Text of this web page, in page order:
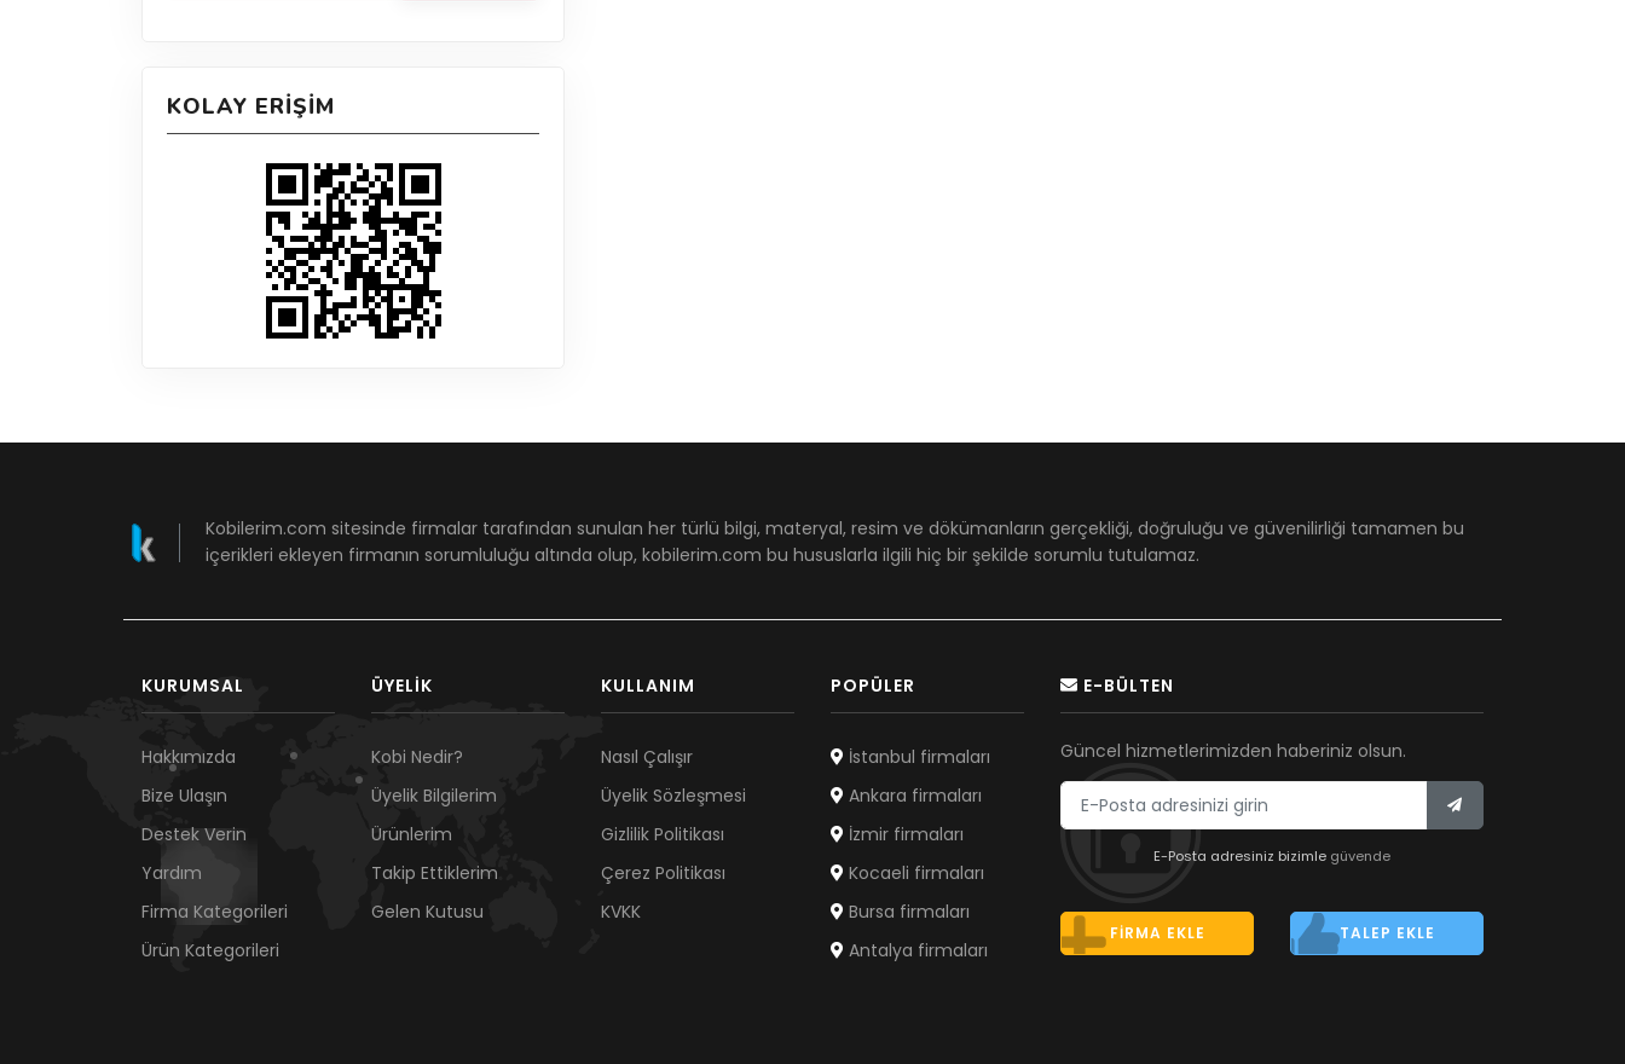
KOLAY ERIŞIM
Kobilerim.com sitesinde firmalar tarafından sunulan her türlü bilgi, materyal, resim ve dökümanların gerçekliği, doğruluğu ve güvenilirliği tamamen bu
içerikleri ekleyen firmanın sorumluluğu altında olup, kobilerim.com bu hususlarla ilgili hiç bir şekilde sorumlu tutulamaz.
KURUMSAL
Hakkımızda
Bize Ulaşın
Destek Verin
Yardım
Firma Kategorileri
Ürün Kategorileri
ÜYELIK
Kobi Nedir?
Üyelik Bilgilerim
Ürünlerim
Takip Ettiklerim
Gelen Kutusu
KULLANIM
Nasıl Çalışır
Üyelik Sözleşmesi
Gizlilik Politikası
Çerez Politikası
KVKK
POPÜLER
İstanbul firmaları
Ankara firmaları
İzmir firmaları
Kocaeli firmaları
Bursa firmaları
Antalya firmaları
E-BÜLTEN
Güncel hizmetlerimizden haberiniz olsun.
E-Posta adresiniz bizimle güvende
FIRMA EKLE TALEP EKLE